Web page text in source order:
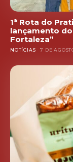
1ª Rota do
lançamento
Fortaleza”
NOTÍCIAS 7 DE